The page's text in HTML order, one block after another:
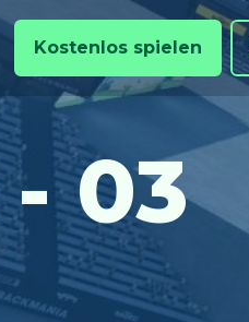
Kostenlos spielen
03